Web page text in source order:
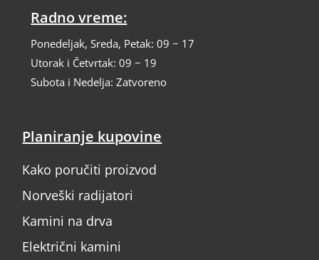
Radno vreme:
Ponedeljak, Sreda, Petak: 09 − 17
Utorak i Četvrtak: 09 − 19
Subota i Nedelja: Zatvoreno
Planiranje kupovine
Kako poručiti proizvod
Norveški radijatori
Kamini na drva
Električni kamini